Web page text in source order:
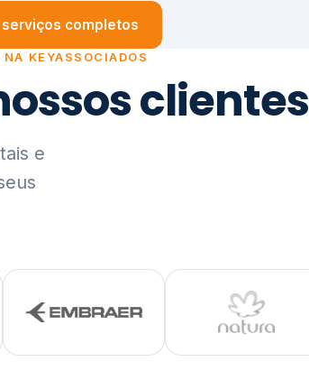
completos
KEYASSOCIADOS
clientes
e